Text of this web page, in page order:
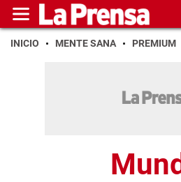
INICIO MENTE SANA PREMIUM